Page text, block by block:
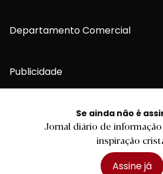
Se ainda não é
Jornal diário de
inspiração
Assine já
Departamento Comercial
Publicidade
Privacidade e Cookies
Declaração de compromisso FSC®
Política de Confidencialidade